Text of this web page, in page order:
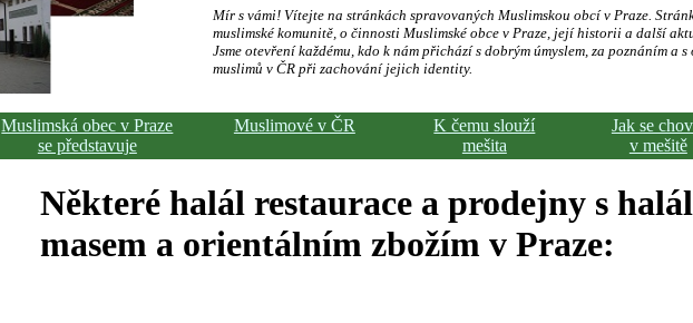
Mír s vámi! Vítejte na stránkách spravovaných Muslimskou obcí v Praze.
muslimské komunitě, o činnosti Muslimské obce v Praze, její historii a další
Jsme otevření každému, kdo k nám přichází s dobrým úmyslem, za poznáním a
muslimů v ČR při zachování jejich identity.
Muslimská obec v Praze
se představuje
Muslimové v ČR
K čemu slouží
mešita
Jak se
v mešitě
Některé halál restaurace a prodejny s halál
masem a orientálním zbožím v Praze: